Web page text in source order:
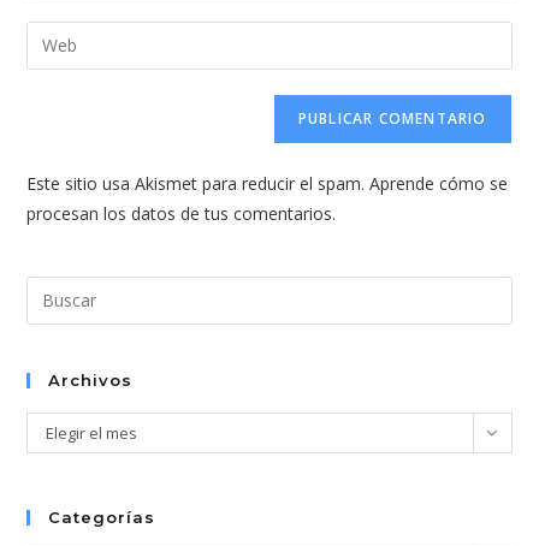
de
usuario
dirección
de
comentar
Introduce
la
web
(opcional)
Este sitio usa Akismet para reducir el spam.Aprende cómo se
procesan los datos de tus comentarios.
el
Archivos
Archivos
Elegir el mes
Categorías